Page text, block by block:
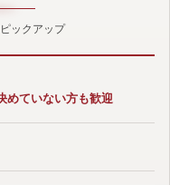
ックアップ
めていない方も歓迎